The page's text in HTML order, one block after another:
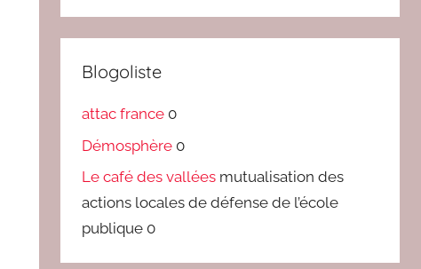
Blogoliste
attac france 0
Démosphère 0
Le café des vallées mutualisation des
actions locales de défense de l’école
publique 0